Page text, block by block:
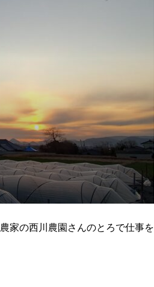
家の西川農園さんのとろで仕事を